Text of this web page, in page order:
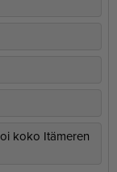
koko Itämeren